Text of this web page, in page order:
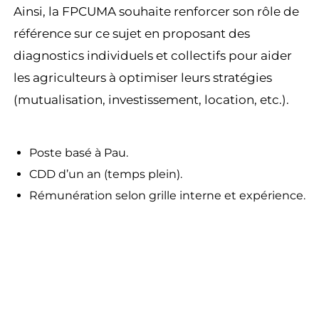
Ainsi, la FPCUMA souhaite renforcer son rôle de
référence sur ce sujet en proposant des
diagnostics individuels et collectifs pour aider
les agriculteurs à optimiser leurs stratégies
(mutualisation, investissement, location, etc.).
Poste basé à Pau.
CDD d’un an (temps plein).
Rémunération selon grille interne et expérience.